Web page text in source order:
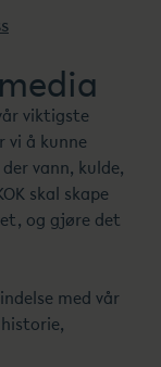
viktigste
vi å kunne
vann, kulde,
skal skape
og gjøre det
med vår